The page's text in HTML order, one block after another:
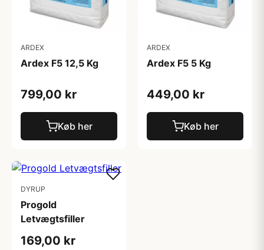
ARDEX
Ardex F5 12,5 Kg
799,00 kr
Køb her
ARDEX
Ardex F5 5 Kg
449,00 kr
Køb her
DYRUP
Progold
Letvægtsfiller
169,00 kr